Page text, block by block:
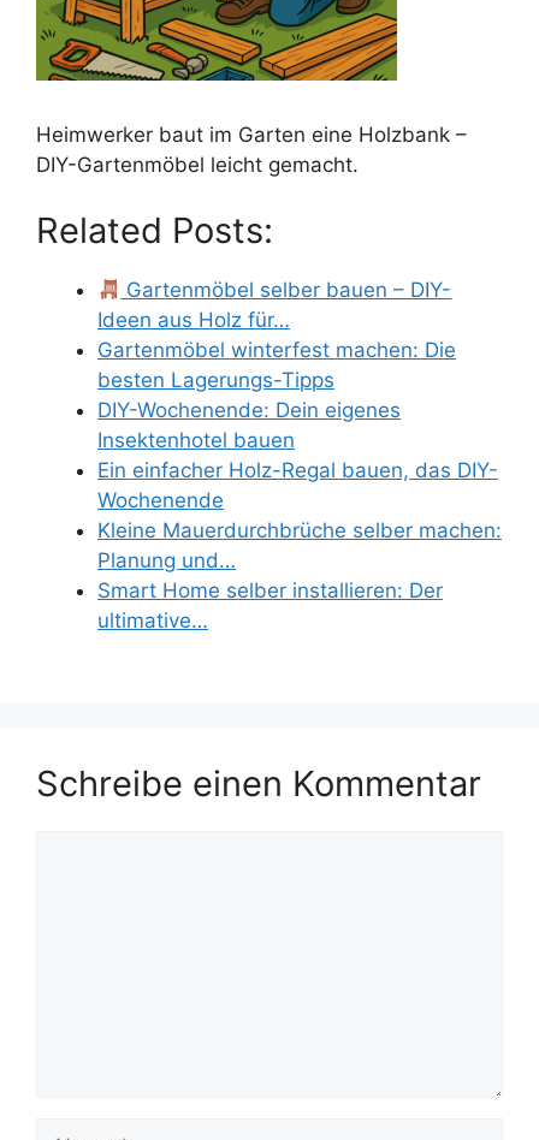
Heimwerker baut im Garten eine Holzbank –
DIY-Gartenmöbel leicht gemacht.
Related Posts:
Gartenmöbel selber bauen – DIY-
Ideen aus Holz für…
Gartenmöbel winterfest machen: Die
besten Lagerungs-Tipps
DIY-Wochenende: Dein eigenes
Insektenhotel bauen
Ein einfacher Holz-Regal bauen, das DIY-
Wochenende
Kleine Mauerdurchbrüche selber machen:
Planung und…
Smart Home selber installieren: Der
ultimative…
Schreibe einen Kommentar